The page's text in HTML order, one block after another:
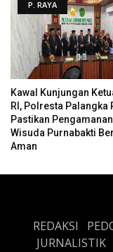
P. RAYA
Kawal Kunjungan
RI, Polresta Palangka
Pastikan Pengamanan
Wisuda Purnabakti
Aman
REDAKSI
JURNALISTIK